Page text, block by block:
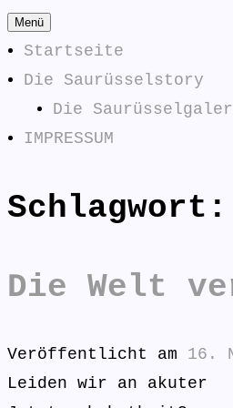
Zum
Inhalt
springen
Menü
Startseite
Die Saurüsselstory
Die
IMPRESSUM
Die
Schlagwort:
Die Welt
Veröffentlicht am 16.
Leiden wir an akuter